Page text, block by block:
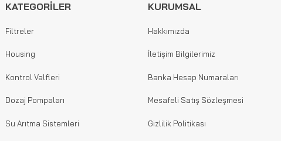
KATEGORİLER
Filtreler
Housing
Kontrol Valfleri
Dozaj Pompaları
Su Arıtma Sistemleri
KURUMSAL
Hakkımızda
İletişim Bilgilerimiz
Banka Hesap Numaraları
Mesafeli Satış Sözleşmesi
Gizlilik Politikası